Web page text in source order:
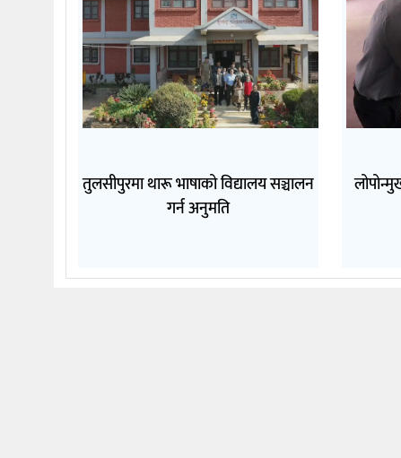
तुलसीपुरमा थारू भाषाको विद्यालय सञ्चालन
गर्न अनुमति